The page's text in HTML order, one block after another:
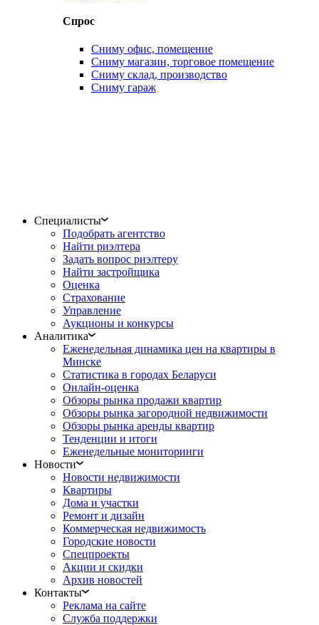
Спрос
Сниму офис, помещение
Сниму магазин, торговое помещение
Сниму склад, производство
Сниму гараж
Специалисты
Подобрать агентство
Найти риэлтера
Задать вопрос риэлтеру
Найти застройщика
Оценка
Страхование
Управление
Аукционы и конкурсы
Аналитика
Еженедельная динамика цен на квартиры в
Минске
Статистика в городах Беларуси
Онлайн-оценка
Обзоры рынка продажи квартир
Обзоры рынка загородной недвижимости
Обзоры рынка аренды квартир
Тенденции и итоги
Еженедельные мониторинги
Новости
Новости недвижимости
Квартиры
Дома и участки
Ремонт и дизайн
Коммерческая недвижимость
Городские новости
Спецпроекты
Акции и скидки
Архив новостей
Контакты
Реклама на сайте
Служба поддержки